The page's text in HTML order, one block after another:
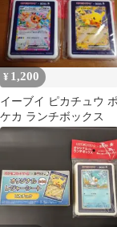
¥ 1,200
イーブイ ピカチュウ ポ
ケカ ランチボックス